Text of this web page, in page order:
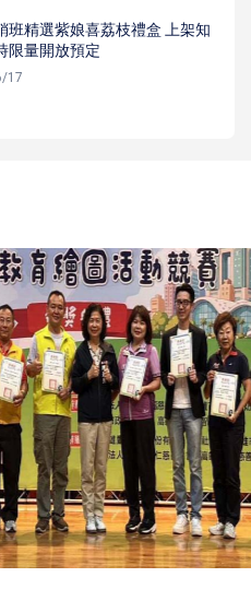
班精選紫娘喜荔枝禮盒 上架知
限量開放預定
17